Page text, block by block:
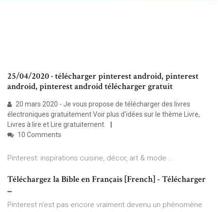
25/04/2020 · télécharger pinterest android, pinterest
android, pinterest android télécharger gratuit
20 mars 2020 - Je vous propose de télécharger des livres
électroniques gratuitement Voir plus d'idées sur le thème Livre,
Livres à lire et Lire gratuitement.
10 Comments
Pinterest: inspirations cuisine, décor, art & mode ...
Téléchargez la Bible en Français [French] - Télécharger
...
Pinterest n’est pas encore vraiment devenu un phénomène